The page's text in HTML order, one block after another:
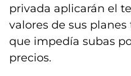
privada aplicarán el
valores de sus
que impedía subas
precios.